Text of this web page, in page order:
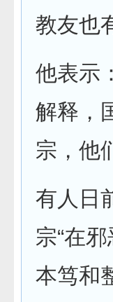
教友也
他表示
解释，
宗，他
有人日
宗“在
本笃和